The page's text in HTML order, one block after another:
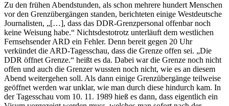
Zu den frühen Abendstunden, als schon mehrere hundert Menschen
vor den Grenzübergängen standen, berichteten einige Westdeutsche
Journalisten, „[…], dass das DDR-Grenzpersonal offenbar noch
keine Weisung habe.“ Nichtsdestotrotz unterläuft dem westlichen
Fernsehsender ARD ein Fehler. Denn bereit gegen 20 Uhr
verkündet die ARD-Tagesschau, dass die Grenze offen sei. „Die
DDR öffnet Grenze.“ heißt es da. Dabei war die Grenze noch nicht
offen und auch die Grenzer wussten noch nicht, wie es an diesem
Abend weitergehen soll. Als dann einige Grenzübergänge teilweise
geöffnet werden war unklar, wie man durch diese hindurch kam. In
der Tagesschau vom 10. 11. 1989 hieß es dann, dass eigentlich ein